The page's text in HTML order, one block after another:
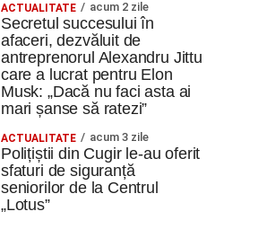
ACTUALITATE acum 2 zile
Secretul succesului în
afaceri, dezvăluit de
antreprenorul Alexandru Jittu
care a lucrat pentru Elon
Musk: „Dacă nu faci asta ai
mari șanse să ratezi”
ACTUALITATE acum 3 zile
Polițiștii din Cugir le-au oferit
sfaturi de siguranță
seniorilor de la Centrul
„Lotus”